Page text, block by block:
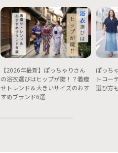
【2026年最新】ぽっちゃりさん
の浴衣選びはヒップが鍵！？着痩
せトレンド＆大きいサイズのおす
すめブランド6選
ぽっち
トコー
選び方